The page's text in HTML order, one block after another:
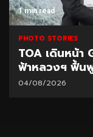
1 min read
PHOTO STORIES
TOA เดินหน้
ฟ้าหลวงฯ ฟื้น
04/08/2026